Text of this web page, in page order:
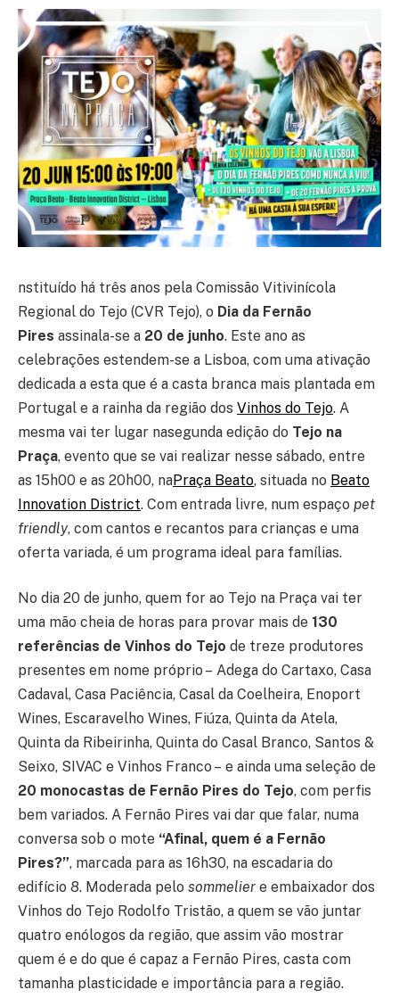
nstituído há três anos pela Comissão Vitivinícola
Regional do Tejo (CVR Tejo), o Dia da Fernão
Pires assinala-se a 20 de junho. Este ano as
celebrações estendem-se a Lisboa, com uma ativação
dedicada a esta que é a casta branca mais plantada em
Portugal e a rainha da região dos Vinhos do Tejo. A
mesma vai ter lugar nasegunda edição do Tejo na
Praça, evento que se vai realizar nesse sábado, entre
as 15h00 e as 20h00, naPraça Beato, situada no Beato
Innovation District. Com entrada livre, num espaço pet
friendly, com cantos e recantos para crianças e uma
oferta variada, é um programa ideal para famílias.
No dia 20 de junho, quem for ao Tejo na Praça vai ter
uma mão cheia de horas para provar mais de 130
referências de Vinhos do Tejo de treze produtores
presentes em nome próprio – Adega do Cartaxo, Casa
Cadaval, Casa Paciência, Casal da Coelheira, Enoport
Wines, Escaravelho Wines, Fiúza, Quinta da Atela,
Quinta da Ribeirinha, Quinta do Casal Branco, Santos &
Seixo, SIVAC e Vinhos Franco – e ainda uma seleção de
20 monocastas de Fernão Pires do Tejo, com perfis
bem variados. A Fernão Pires vai dar que falar, numa
conversa sob o mote “Afinal, quem é a Fernão
Pires?”, marcada para as 16h30, na escadaria do
edifício 8. Moderada pelo sommelier e embaixador dos
Vinhos do Tejo Rodolfo Tristão, a quem se vão juntar
quatro enólogos da região, que assim vão mostrar
quem é e do que é capaz a Fernão Pires, casta com
tamanha plasticidade e importância para a região.